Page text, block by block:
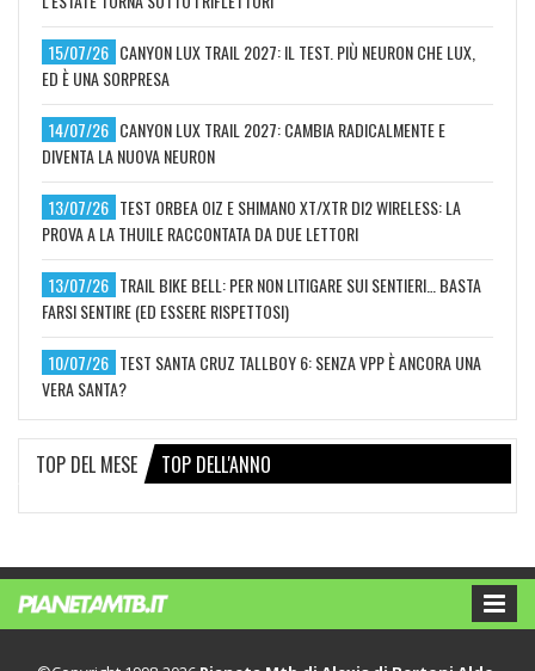
15/07/26 CANYON LUX TRAIL 2027: IL TEST. PIÙ NEURON CHE LUX,
ED È UNA SORPRESA
14/07/26 CANYON LUX TRAIL 2027: CAMBIA RADICALMENTE E
DIVENTA LA NUOVA NEURON
13/07/26 TEST ORBEA OIZ E SHIMANO XT/XTR DI2 WIRELESS: LA
PROVA A LA THUILE RACCONTATA DA DUE LETTORI
13/07/26 TRAIL BIKE BELL: PER NON LITIGARE SUI SENTIERI… BASTA
FARSI SENTIRE (ED ESSERE RISPETTOSI)
10/07/26 TEST SANTA CRUZ TALLBOY 6: SENZA VPP È ANCORA UNA
VERA SANTA?
TOP DEL MESE TOP DELL'ANNO